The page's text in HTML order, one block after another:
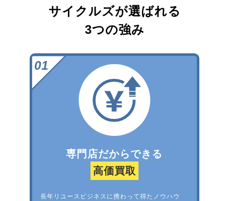
サイクルズが選ばれる
3つの強み
専門店だからできる
高価買取
長年リユースビジネスに携わって得たノウハウ